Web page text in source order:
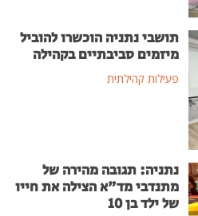
תושבי נתניה הוכשרו להוביל
מיזמים סביבתיים בקהילה
פעילות קהילתית
נתניה: תגובה מהירה של
מתנדבי מד"א הצילה את חייו
של ילד בן 10